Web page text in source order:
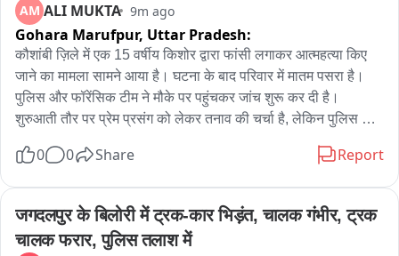
AM ALI MUKTA 9m ago
Gohara Marufpur, Uttar Pradesh:
कौशांबी ज़िले में एक 15 वर्षीय किशोर द्वारा फांसी लगाकर आत्महत्या किए
जाने का मामला सामने आया है। घटना के बाद परिवार में मातम पसरा है।
पुलिस और फॉरेंसिक टीम ने मौके पर पहुंचकर जांच शुरू कर दी है।
शुरुआती तौर पर प्रेम प्रसंग को लेकर तनाव की चर्चा है, लेकिन पुलिस सभी
वर्षीय मोनू पुत्र शीतल सिंहरौर ने घर के कमरे में फांसी लगाकर आत्महत्या
कर ली। काफी देर तक कमरे का दरवाजा नहीं खुलनेपर परिजनों ने देखा तो
किशोर फंदे से लटका मिला। घटना की सूचना मिलते ही भरवारी चौकी
0 0 Share Report
जगदलपुर के बिलोरी में ट्रक-कार भिड़ंत, चालक गंभीर, ट्रक
चालक फरार, पुलिस तलाश में